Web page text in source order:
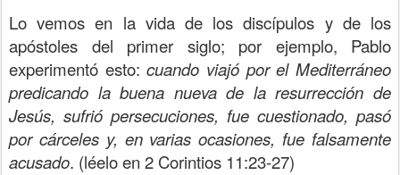
Lo vemos en la vida de los discípulos y de los
apóstoles del primer siglo; por ejemplo, Pablo
experimentó esto: cuando viajó por el Mediterráneo
predicando la buena nueva de la resurrección de
Jesús, sufrió persecuciones, fue cuestionado, pasó
por cárceles y, en varias ocasiones, fue falsamente
acusado. (léelo en 2 Corintios 11:23-27)